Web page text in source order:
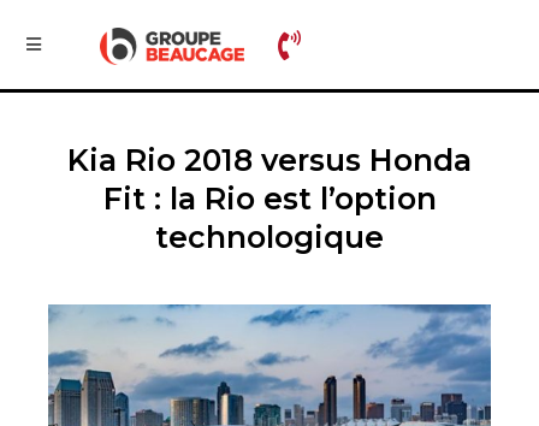
Kia Rio 2018 versus Honda
Fit : la Rio est l’option
technologique